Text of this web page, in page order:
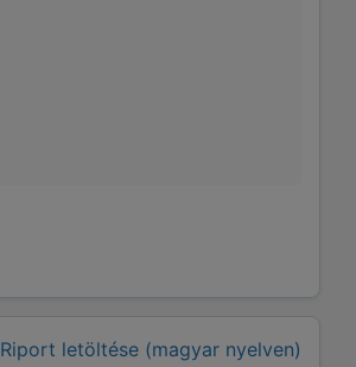
Riport letöltése (magyar nyelven)